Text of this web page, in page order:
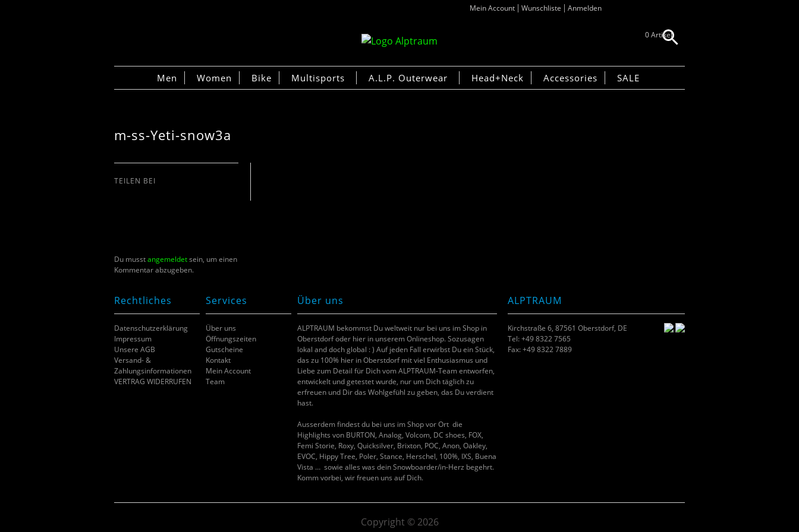
Mein Account Wunschliste Anmelden
0 Artikel
Men Women Bike Multisports A.L.P. Outerwear Head+Neck Accessories SALE
m-ss-Yeti-snow3a
TEILEN BEI
Du musstangemeldetsein, um einen
Kommentar abzugeben.
Rechtliches
Datenschutzerklärung
Impressum
Unsere AGB
Versand- &
Zahlungsinformationen
VERTRAG WIDERRUFEN
Services
Über uns
Öffnungszeiten
Gutscheine
Kontakt
Mein Account
Team
Über uns
ALPTRAUM bekommst Du weltweit nur bei uns im Shop in
Oberstdorf oder hier in unserem Onlineshop. Sozusagen
lokal and doch global : ) Auf jeden Fall erwirbst Du ein Stück,
das zu 100% hier in Oberstdorf mit viel Enthusiasmus und
Liebe zum Detail für Dich vom ALPTRAUM-Team entworfen,
entwickelt und getestet wurde, nur um Dich täglich zu
erfreuen und Dir das Wohlgefühl zu geben, das Du verdient
hast.
Ausserdem findest du bei uns im Shop vor Ort die
Highlights von BURTON, Analog, Volcom, DC shoes, FOX,
Femi Storie, Roxy, Quicksilver, Brixton, POC, Anon, Oakley,
EVOC, Hippy Tree, Poler, Stance, Herschel, 100%, IXS, Buena
Vista … sowie alles was dein Snowboarder/in-Herz begehrt.
Komm vorbei, wir freuen uns auf Dich.
ALPTRAUM
Kirchstraße 6, 87561 Oberstdorf, DE
Tel: +49 8322 7565
Fax: +49 8322 7889
Copyright © 2026